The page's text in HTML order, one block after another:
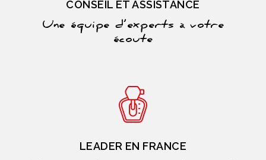
CONSEIL ET ASSISTANCE
Une équipe d’experts à votre
écoute
LEADER EN FRANCE